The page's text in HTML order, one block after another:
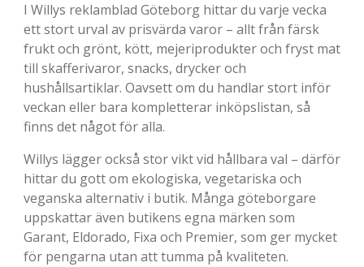
I Willys reklamblad Göteborg hittar du varje vecka
ett stort urval av prisvärda varor – allt från färsk
frukt och grönt, kött, mejeriprodukter och fryst mat
till skafferivaror, snacks, drycker och
hushållsartiklar. Oavsett om du handlar stort inför
veckan eller bara kompletterar inköpslistan, så
finns det något för alla.
Willys lägger också stor vikt vid hållbara val – därför
hittar du gott om ekologiska, vegetariska och
veganska alternativ i butik. Många göteborgare
uppskattar även butikens egna märken som
Garant, Eldorado, Fixa och Premier, som ger mycket
för pengarna utan att tumma på kvaliteten.